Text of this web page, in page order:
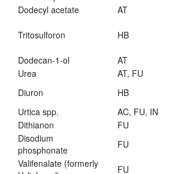
Dodecyl acetate
AT
Tritosulforon HB
Dodecan-1-ol
AT
Urea
AT, FU
Diuron
HB
Urtica spp.
AC, FU, IN
Dithianon
FU
Disodium
phosphonate
FU
Valifenalate (formerly
FU